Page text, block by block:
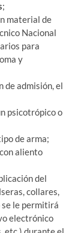
;
material de
Nacional
para
y
de admisión, el
psicotrópico o
de arma;
aliento
del
collares,
se le permitirá
electrónico